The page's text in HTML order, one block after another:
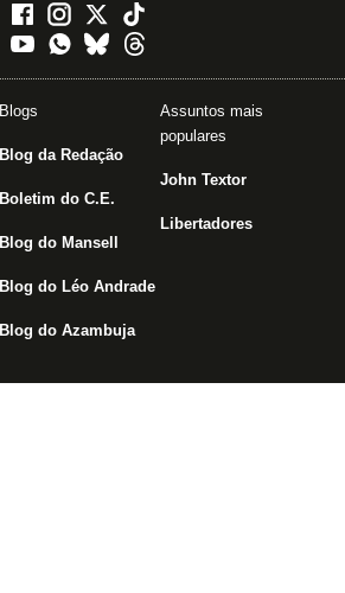
Blogs
Blog da Redação
Boletim do C.E.
Blog do Mansell
Blog do Léo Andrade
Blog do Azambuja
Assuntos mais
populares
John Textor
Libertadores